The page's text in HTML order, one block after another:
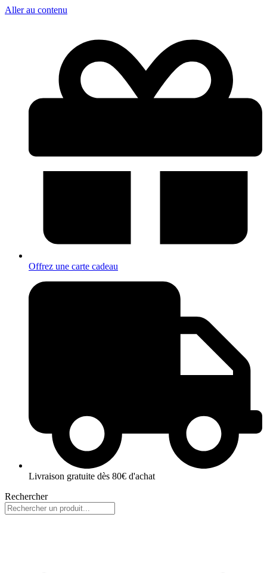
Aller au contenu
Offrez une carte cadeau
Livraison gratuite dès 80€ d'achat
Rechercher